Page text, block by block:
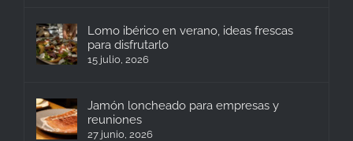
Lomo ibérico en verano, ideas frescas
para disfrutarlo
15 julio, 2026
Jamón loncheado para empresas y
reuniones
27 junio, 2026